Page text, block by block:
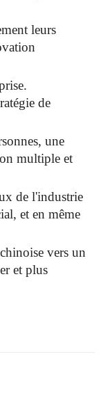
leurs
de
une
multiple et
de l'industrie
et en même
vers un
et plus